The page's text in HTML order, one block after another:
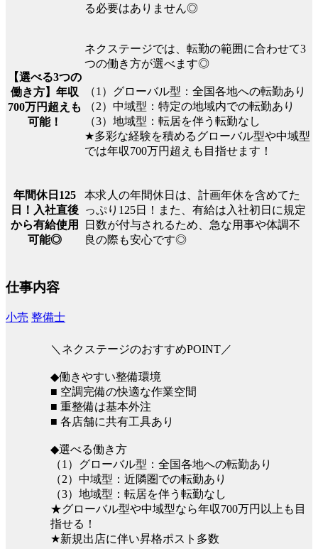
る必要はありません◎
【選べる3つの
働き方】年収
700万円超えも
可能！
ネクステージでは、転勤の範囲に合わせて3
つの働き方が選べます◎
（1）グローバル型：全国各地への転勤あり
（2）中域型：特定の地域内での転勤あり
（3）地域型：転居を伴う転勤なし
★多彩な経験を積めるグローバル型や中域型
では年収700万円超えも目指せます！
年間休日125
日！入社直後
から有給使用
可能◎
本求人の年間休日は、計画年休を含めてた
っぷり125日！また、有給は入社初日に規定
日数が付与されるため、急な用事や体調不
良の際も安心です◎
仕事内容
小売 整備士
＼ネクステージのおすすめPOINT／
◆働きやすい整備環境
■ 空調完備の快適な作業空間
■ 重整備は基本外注
■ 各店舗に共有工具あり
◆選べる働き方
（1）グローバル型：全国各地への転勤あり
（2）中域型：近隣圏での転勤あり
（3）地域型：転居を伴う転勤なし
★グローバル型や中域型なら年収700万円以上も目
指せる！
★新規出店に伴い昇格ポスト多数